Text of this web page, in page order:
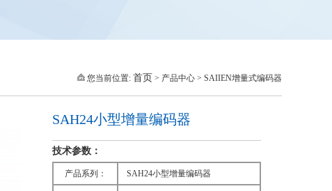
您当前位置: 首页 > 产品中心 > SAIIEN增量式编码器
SAH24小型增量编码器
技术参数：
产品系列： SAH24小型增量编码器